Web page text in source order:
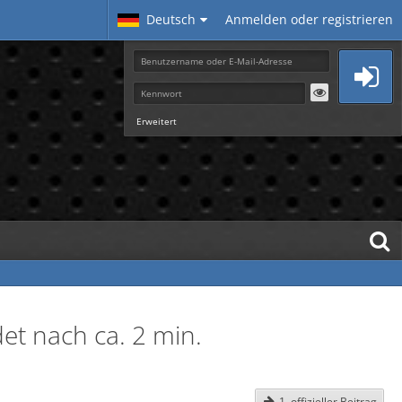
Deutsch Anmelden oder registrieren
Erweitert
nach ca. 2 min.